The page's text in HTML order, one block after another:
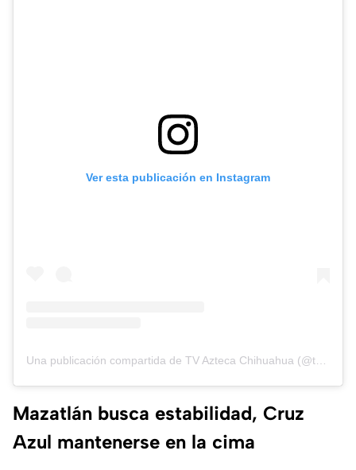
Ver esta publicación en Instagram
Una publicación compartida de TV Azteca Chihuahua (@tvaztecachihuahua)
Mazatlán busca estabilidad, Cruz
Azul mantenerse en la cima